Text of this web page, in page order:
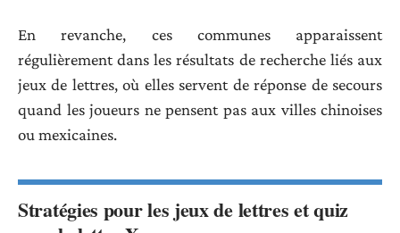
En revanche, ces communes apparaissent
régulièrement dans les résultats de recherche liés aux
jeux de lettres, où elles servent de réponse de secours
quand les joueurs ne pensent pas aux villes chinoises
ou mexicaines.
Stratégies pour les jeux de lettres et quiz